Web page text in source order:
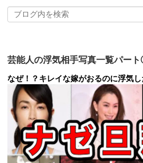
芸能人の浮気相手写真一覧パー
なぜ！？キレイな嫁がおるのに浮気し